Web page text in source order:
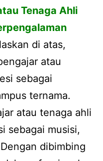
Tenaga Ahli
di atas,
atau
sebagai
ternama.
atau tenaga ahli
sebagai musisi,
dibimbing